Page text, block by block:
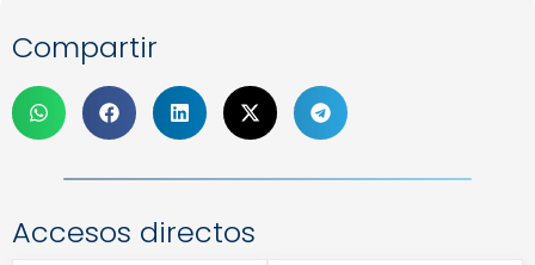
Compartir
Accesos directos